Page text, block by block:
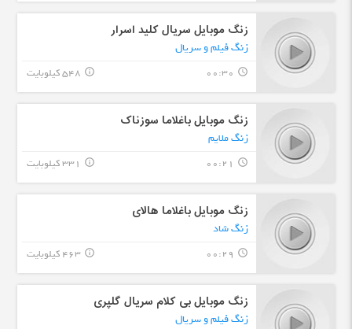
زنگ موبایل سریال کلید اسرار
زنگ فیلم و سریال
query_builder
00:30 548 کیلوبایت info_outline
زنگ موبایل باغلاما سوزناک
زنگ ملایم
query_builder
00:21 331 کیلوبایت info_outline
زنگ موبایل باغلاما هالای
زنگ شاد
query_builder
00:29 463 کیلوبایت info_outline
زنگ موبایل بی کلام سریال گلپری
زنگ فیلم و سریال